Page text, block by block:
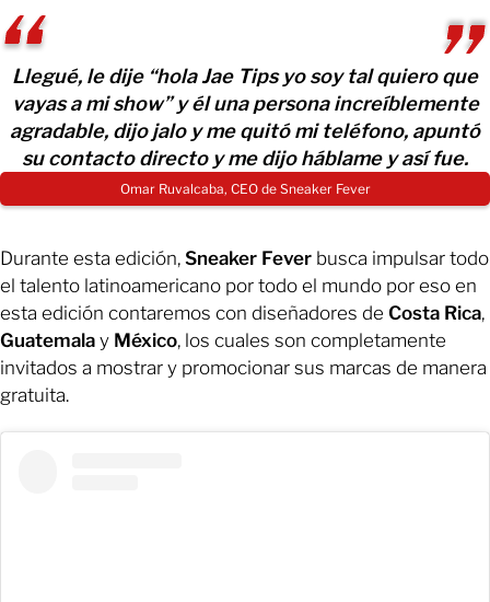
Llegué, le dije “hola Jae Tips yo soy tal quiero que
vayas a mi show” y él una persona increíblemente
agradable, dijo jalo y me quitó mi teléfono, apuntó
su contacto directo y me dijo háblame y así fue.
Omar Ruvalcaba, CEO de Sneaker Fever
Durante esta edición, Sneaker Fever busca impulsar todo
el talento latinoamericano por todo el mundo por eso en
esta edición contaremos con diseñadores de Costa Rica,
Guatemala y México, los cuales son completamente
invitados a mostrar y promocionar sus marcas de manera
gratuita.